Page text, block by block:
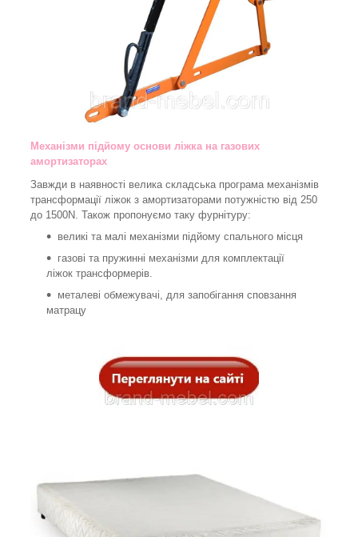
Механізми підйому основи ліжка на газових
амортизаторах
Завжди в наявності велика складська програма механізмів
трансформації ліжок з амортизаторами потужністю від 250
до 1500N. Також пропонуємо таку фурнітуру:
великі та малі механізми підйому спального місця
газові та пружинні механізми для комплектації
ліжок трансформерів.
металеві обмежувачі, для запобігання сповзання
матрацу